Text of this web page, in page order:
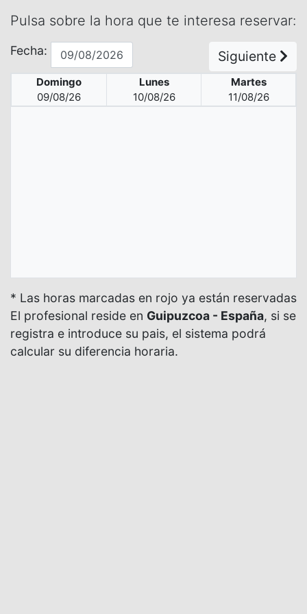
Pulsa sobre la hora que te interesa reservar:
Fecha: Siguiente
Domingo
09/08/26
Lunes
10/08/26
Martes
11/08/26
* Las horas marcadas en rojo ya están reservadas
El profesional reside en Guipuzcoa - España, si se
registra e introduce su pais, el sistema podrá
calcular su diferencia horaria.